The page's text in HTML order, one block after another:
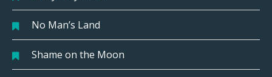
No Man’s Land
Shame on the Moon